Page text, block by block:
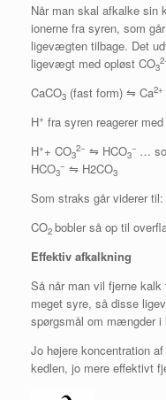
Når man skal afkalke
ionerne fra syren, som
ligevægten tilbage. Det
ligevægt med opløst CO3
CaCO3 (fast form) ⇋ Ca2+
H+ fra syren reagerer
H++ CO3
2− ⇋ HCO3
− …
HCO3
− ⇋ H2CO3
Som straks går viderer til:
CO2 bobler så op til
Effektiv afkalkning
Så når man vil fjerne
meget syre, så disse
spørgsmål om mængder
Jo højere koncentration
kedlen, jo mere effektivt